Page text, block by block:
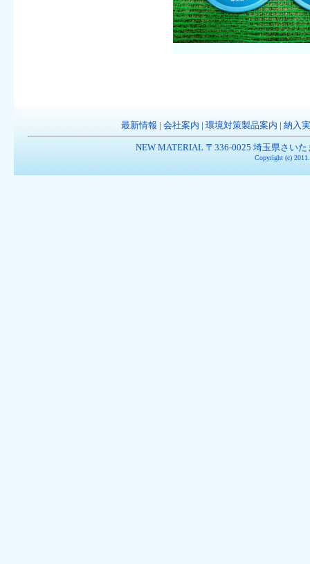
最新情報 会社案内 環境対策製品案内 納入
NEW MATERIAL 〒336-0025 埼玉県さい
Copyright (c)